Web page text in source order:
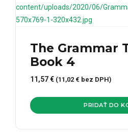
The Grammar
Book 4
11,57€ (11,02 € bez DPH)
PRIDAŤ DO